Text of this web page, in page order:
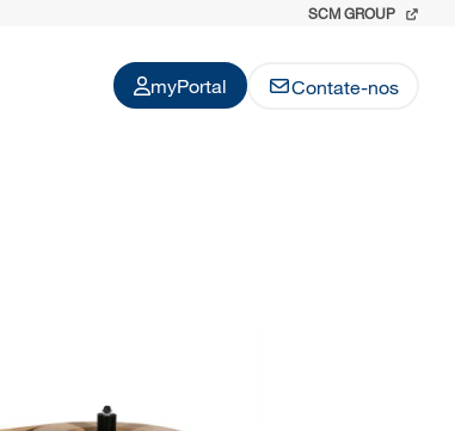
SCM GROUP
myPortal Contate-nos